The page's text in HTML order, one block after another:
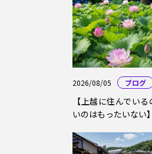
2026/08/05 ブログ
【上越に住んでい
いのはもったいない】